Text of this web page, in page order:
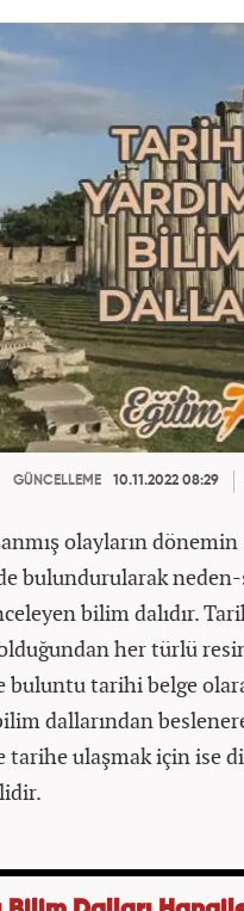
GÜNCELLEME 10.11.2022 08:29
olayların dönemin
bulundurularak
bilim dalıdır.
her türlü
buluntu tarihi belge
dallarından
tarihe ulaşmak için ise